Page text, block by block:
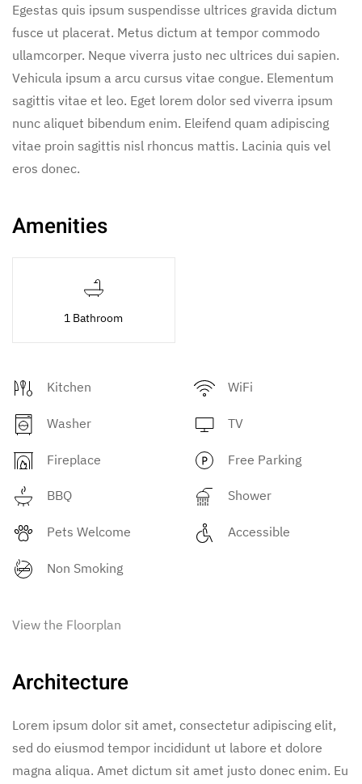
Egestas quis ipsum suspendisse ultrices gravida dictum
fusce ut placerat. Metus dictum at tempor commodo
ullamcorper. Neque viverra justo nec ultrices dui sapien.
Vehicula ipsum a arcu cursus vitae congue. Elementum
sagittis vitae et leo. Eget lorem dolor sed viverra ipsum
nunc aliquet bibendum enim. Eleifend quam adipiscing
vitae proin sagittis nisl rhoncus mattis. Lacinia quis vel
eros donec.
Amenities
1 Bathroom
Kitchen WiFi
Washer TV
Fireplace Free Parking
BBQ Shower
Pets Welcome Accessible
Non Smoking
View the Floorplan
Architecture
Lorem ipsum dolor sit amet, consectetur adipiscing elit,
sed do eiusmod tempor incididunt ut labore et dolore
magna aliqua. Amet dictum sit amet justo donec enim. Eu